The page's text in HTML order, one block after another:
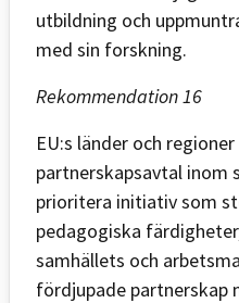
utbildning och
med sin forskning.
Rekommendation 16
EU:s länder och
partnerskapsavtal inom
prioritera initiativ som
pedagogiska
samhällets och
fördjupade partnerskap